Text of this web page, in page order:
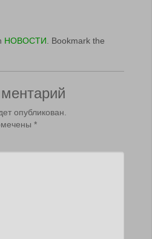
НОВОСТИ . Bookmark the
опубликован.
*